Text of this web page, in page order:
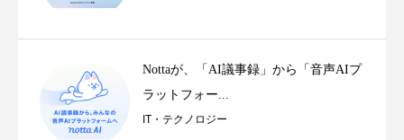
Nottaが、「AI議事録」から「音声AIプ
ラットフォー...
IT・テクノロジー